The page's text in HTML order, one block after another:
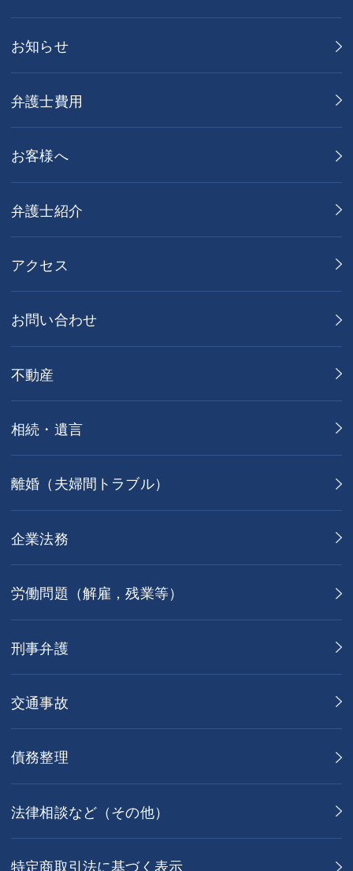
お知らせ
弁護士費用
お客様へ
弁護士紹介
アクセス
お問い合わせ
不動産
相続・遺言
離婚（夫婦間トラブル）
企業法務
労働問題（解雇，残業等）
刑事弁護
交通事故
債務整理
法律相談など（その他）
特定商取引法に基づく表示